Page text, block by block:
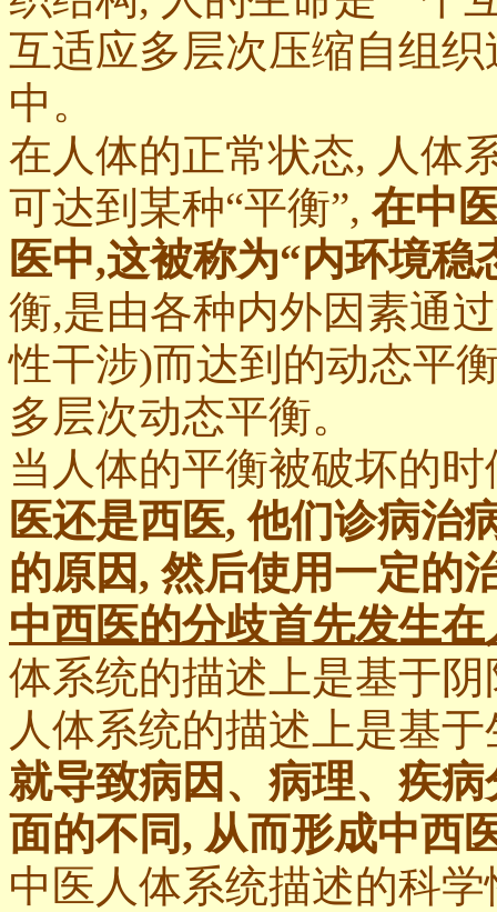
互适应多层次压缩自组
中。
在人体的正常状态, 人体
可达到某种“平衡”, 在中
医中,这被称为“内环境稳
衡,是由各种内外因素通
性干涉)而达到的动态平
多层次动态平衡。
当人体的平衡被破坏的
医还是西医, 他们诊病治
的原因, 然后使用一定的
中西医的分歧首先发生
体系统的描述上是基于
人体系统的描述上是基
就导致病因、病理、疾
面的不同, 从而形成中西
中医人体系统描述的科